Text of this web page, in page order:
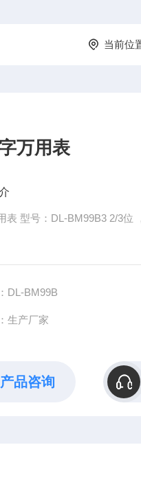
当前位
万用表
智能数字万用表 型号：DL-BM99B3
符号指示
量程
DL-BM99B
生产厂家
产品咨询